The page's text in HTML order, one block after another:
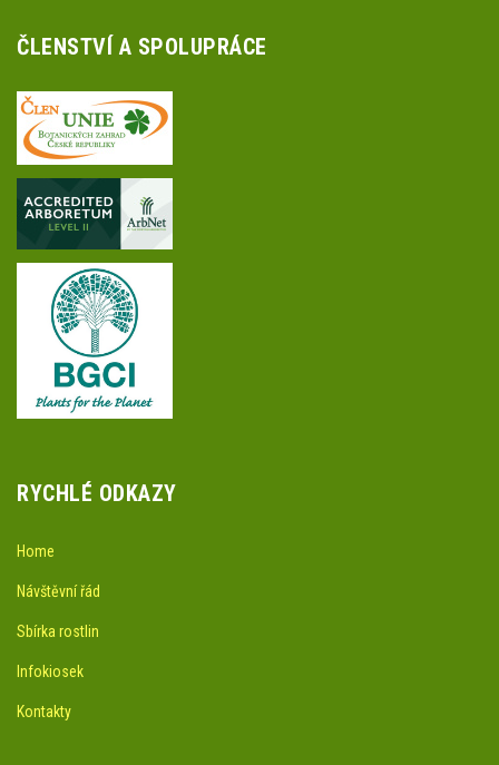
ČLENSTVÍ A SPOLUPRÁCE
RYCHLÉ ODKAZY
Home
Návštěvní řád
Sbírka rostlin
Infokiosek
Kontakty